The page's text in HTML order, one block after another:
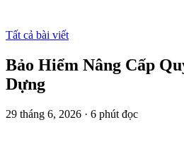
Tất cả bài viết
Bảo Hiểm Nâng Cấp
Dựng
29 tháng 6, 2026 · 6 phút đọc